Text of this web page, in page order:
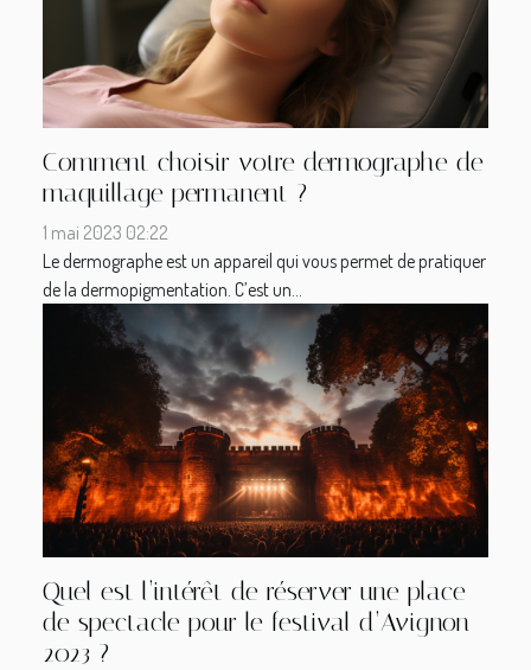
Comment choisir votre dermographe de
maquillage permanent ?
1 mai 2023 02:22
Le dermographe est un appareil qui vous permet de pratiquer
de la dermopigmentation. C’est un...
Quel est l’intérêt de réserver une place
de spectacle pour le festival d’Avignon
2023 ?